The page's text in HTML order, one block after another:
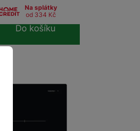
Na splátky
od 334 Kč
Do košíku